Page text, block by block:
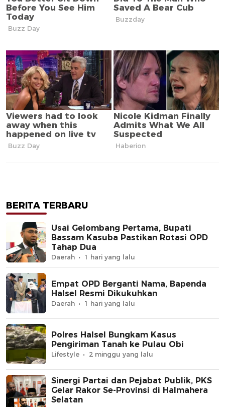
BERITA TERBARU
Usai Gelombang Pertama, Bupati
Bassam Kasuba Pastikan Rotasi OPD
Tahap Dua
Daerah 1 hari yang lalu
Empat OPD Berganti Nama, Bapenda
Halsel Resmi Dikukuhkan
Daerah 1 hari yang lalu
Polres Halsel Bungkam Kasus
Pengiriman Tanah ke Pulau Obi
Lifestyle 2 minggu yang lalu
Sinergi Partai dan Pejabat Publik, PKS
Gelar Rakor Se-Provinsi di Halmahera
Selatan